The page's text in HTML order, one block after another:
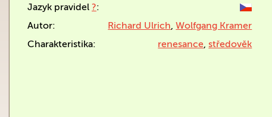
Jazyk pravidel ?:
Autor:
Richard Ulrich,Wolfgang Kramer
Charakteristika:
renesance,středověk